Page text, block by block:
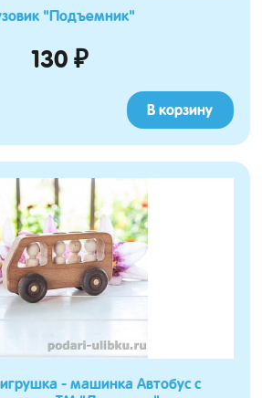
"Подъемник"
130 ₽
В корзину
- машинка Автобус с